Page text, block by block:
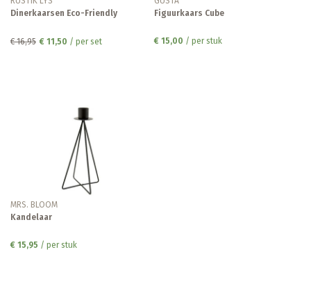
Dinerkaarsen Eco-Friendly
€ 16,95 € 11,50 / per set
Figuurkaars Cube
€ 15,00 / per stuk
MRS. BLOOM
Kandelaar
€ 15,95 / per stuk